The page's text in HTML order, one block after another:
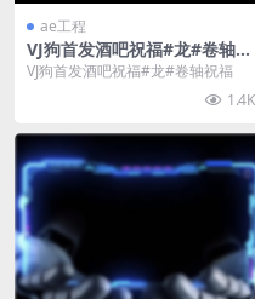
ae工程
VJ狗首发酒吧祝福#龙#卷轴祝
福
VJ狗首发酒吧祝福#龙#卷轴祝福
1.4K